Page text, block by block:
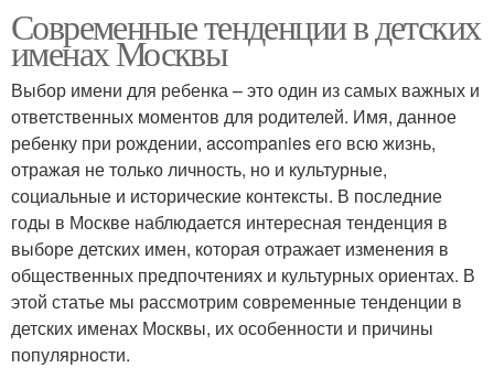
Современные тенденции в детских
именах Москвы
Выбор имени для ребенка – это один из самых важных и
ответственных моментов для родителей. Имя, данное
ребенку при рождении, accompanies его всю жизнь,
отражая не только личность, но и культурные,
социальные и исторические контексты. В последние
годы в Москве наблюдается интересная тенденция в
выборе детских имен, которая отражает изменения в
общественных предпочтениях и культурных ориентах. В
этой статье мы рассмотрим современные тенденции в
детских именах Москвы, их особенности и причины
популярности.